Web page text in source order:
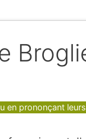
en prononçant